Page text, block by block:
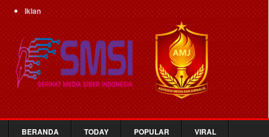
Iklan
BERANDA TODAY POPULAR VIRAL